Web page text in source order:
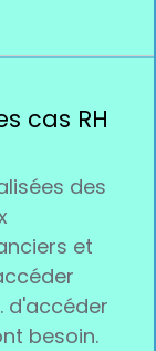
cas RH
des
et
d'accéder
besoin.